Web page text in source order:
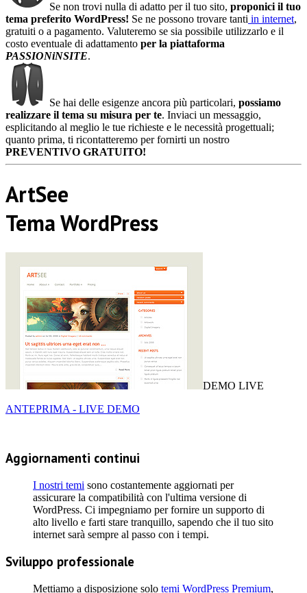
Se non trovi nulla di adatto per il tuo sito, proponici il tuo
tema preferito WordPress! Se ne possono trovare tanti in internet,
gratuiti o a pagamento. Valuteremo se sia possibile utilizzarlo e il
costo eventuale di adattamento per la piattaforma
PASSIONiNSITE.
Se hai delle esigenze ancora più particolari, possiamo
realizzare il tema su misura per te. Inviaci un messaggio,
esplicitando al meglio le tue richieste e le necessità progettuali;
quanto prima, ti ricontatteremo per fornirti un nostro
PREVENTIVO GRATUITO!
ArtSee
Tema WordPress
DEMO LIVE
ANTEPRIMA - LIVE DEMO
Aggiornamenti continui
I nostri temi sono costantemente aggiornati per
assicurare la compatibilità con l'ultima versione di
WordPress. Ci impegniamo per fornire un supporto di
alto livello e farti stare tranquillo, sapendo che il tuo sito
internet sarà sempre al passo con i tempi.
Sviluppo professionale
Mettiamo a disposizione solo temi WordPress Premium,